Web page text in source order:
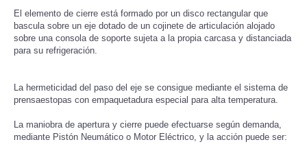
El elemento de cierre está formado por un disco rectangular que
bascula sobre un eje dotado de un cojinete de articulación alojado
sobre una consola de soporte sujeta a la propia carcasa y distanciada
para su refrigeración.
La hermeticidad del paso del eje se consigue mediante el sistema de
prensaestopas con empaquetadura especial para alta temperatura.
La maniobra de apertura y cierre puede efectuarse según demanda,
mediante Pistón Neumático o Motor Eléctrico, y la acción puede ser: